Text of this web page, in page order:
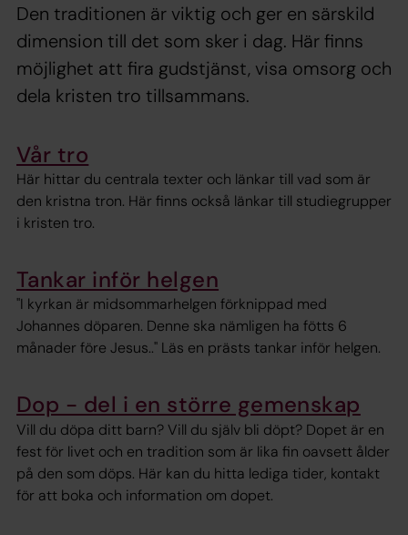
Den traditionen är viktig och ger en särskild
dimension till det som sker i dag. Här finns
möjlighet att fira gudstjänst, visa omsorg och
dela kristen tro tillsammans.
Vår tro
Här hittar du centrala texter och länkar till vad som är
den kristna tron. Här finns också länkar till studiegrupper
i kristen tro.
Tankar inför helgen
"I kyrkan är midsommarhelgen förknippad med
Johannes döparen. Denne ska nämligen ha fötts 6
månader före Jesus.." Läs en prästs tankar inför helgen.
Dop - del i en större gemenskap
Vill du döpa ditt barn? Vill du själv bli döpt? Dopet är en
fest för livet och en tradition som är lika fin oavsett ålder
på den som döps. Här kan du hitta lediga tider, kontakt
för att boka och information om dopet.